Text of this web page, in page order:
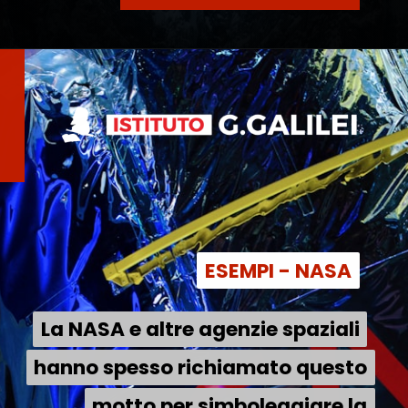
ESEMPI - NASA
ESEMPI - NASA
La NASA e altre agenzie spaziali
hanno spesso richiamato questo
La NASA e altre agenzie spaziali
hanno spesso richiamato questo